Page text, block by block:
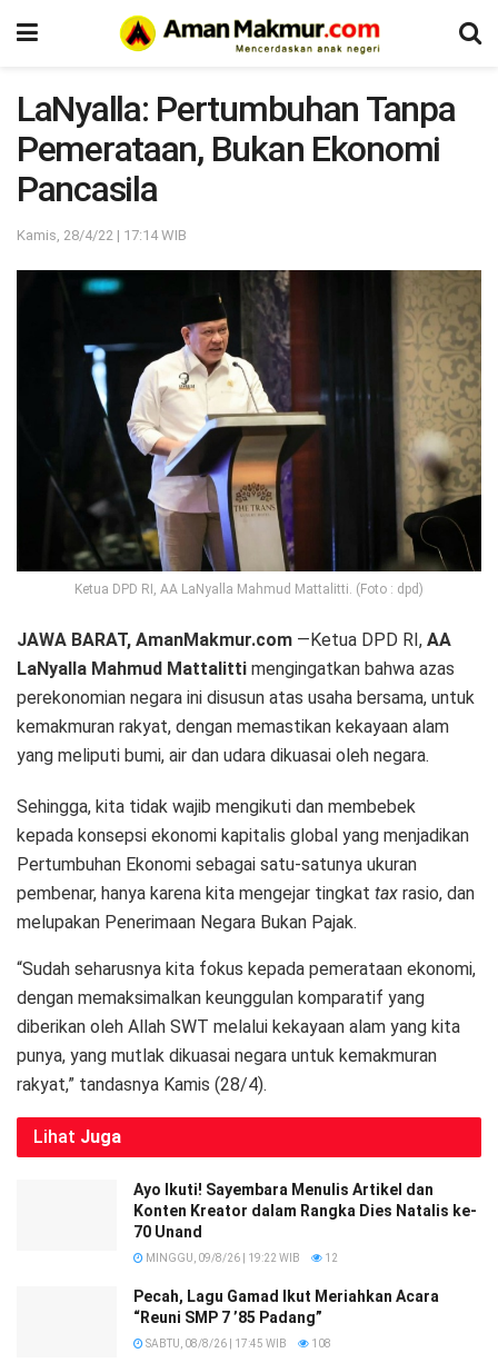
LaNyalla: Pertumbuhan Tanpa
Pemerataan, Bukan Ekonomi
Pancasila
Kamis, 28/4/22 | 17:14 WIB
Ketua DPD RI, AA LaNyalla Mahmud Mattalitti. (Foto : dpd)
JAWA BARAT, AmanMakmur.com —Ketua DPD RI, AA
LaNyalla Mahmud Mattalitti mengingatkan bahwa azas
perekonomian negara ini disusun atas usaha bersama, untuk
kemakmuran rakyat, dengan memastikan kekayaan alam
yang meliputi bumi, air dan udara dikuasai oleh negara.
Sehingga, kita tidak wajib mengikuti dan membebek
kepada konsepsi ekonomi kapitalis global yang menjadikan
Pertumbuhan Ekonomi sebagai satu-satunya ukuran
pembenar, hanya karena kita mengejar tingkat tax rasio, dan
melupakan Penerimaan Negara Bukan Pajak.
“Sudah seharusnya kita fokus kepada pemerataan ekonomi,
dengan memaksimalkan keunggulan komparatif yang
diberikan oleh Allah SWT melalui kekayaan alam yang kita
punya, yang mutlak dikuasai negara untuk kemakmuran
rakyat,” tandasnya Kamis (28/4).
Lihat Juga
Ayo Ikuti! Sayembara Menulis Artikel dan
Konten Kreator dalam Rangka Dies Natalis ke-
70 Unand
MINGGU, 09/8/26 | 19:22 WIB 12
Pecah, Lagu Gamad Ikut Meriahkan Acara
“Reuni SMP 7 ’85 Padang”
SABTU, 08/8/26 | 17:45 WIB 108